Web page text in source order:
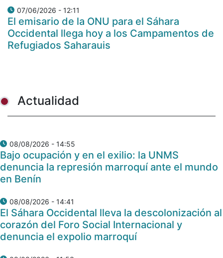
07/06/2026 - 12:11
El emisario de la ONU para el Sáhara
Occidental llega hoy a los Campamentos de
Refugiados Saharauis
Actualidad
08/08/2026 - 14:55
Bajo ocupación y en el exilio: la UNMS
denuncia la represión marroquí ante el mundo
en Benín
08/08/2026 - 14:41
El Sáhara Occidental lleva la descolonización al
corazón del Foro Social Internacional y
denuncia el expolio marroquí